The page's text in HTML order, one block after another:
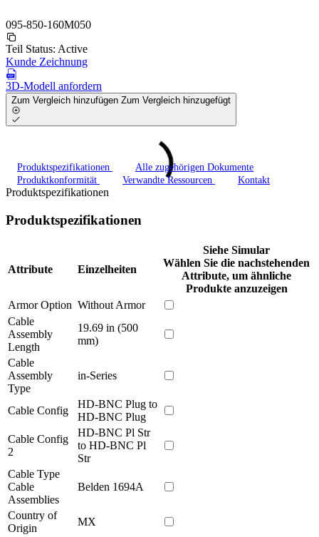
095-850-160M050
Teil Status: Active
Kunde Zeichnung
3D-Modell anfordern
Zum Vergleich hinzufügen Zum Vergleich hinzugefügt
Produktspezifikationen
Alle zugehörigen Dokumente
Produktkonformität
Verwandte Ressourcen Kontakt
Produktspezifikationen
Produktspezifikationen
Attribute Einzelheiten
Siehe Simular
Wählen Sie die nachstehenden
Attribute, um ähnliche
Produkte anzuzeigen
Armor Option Without Armor
Cable
Assembly
Length
19.69 in (500
mm)
Cable
Assembly
Type
in-Series
Cable Config
HD-BNC Plug to
HD-BNC Plug
Cable Config
2
HD-BNC Pl Str
to HD-BNC Pl
Str
Cable Type
Cable
Assemblies
Belden 1694A
Country of
Origin
MX